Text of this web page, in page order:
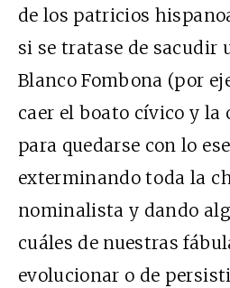
de los patricios
si se tratase de sacudir
Blanco Fombona (por
caer el boato cívico y
para quedarse con lo
exterminando toda la
nominalista y dando
cuáles de nuestras
evolucionar o de